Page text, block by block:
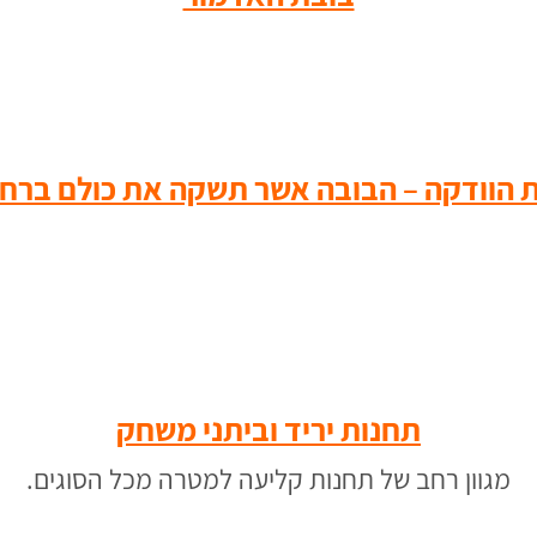
הוודקה – הבובה אשר תשקה את כולם
תחנות יריד וביתני משחק
מגוון רחב של תחנות קליעה למטרה מכל הסוגים.